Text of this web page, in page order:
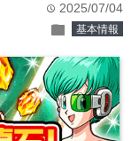
time 2025/07/04
folder 基本情報